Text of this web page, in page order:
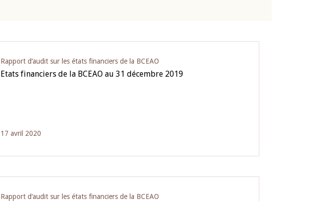
Rapport d‘audit sur les états financiers de la BCEAO
Etats financiers de la BCEAO au 31 décembre 2019
17 avril 2020
Rapport d‘audit sur les états financiers de la BCEAO